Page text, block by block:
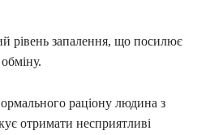
рівень запалення, що посилює
раціону людина з
отримати несприятливі